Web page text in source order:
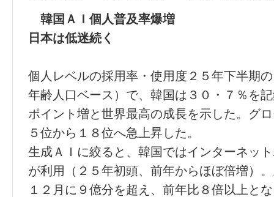
韓国ＡＩ個人普及率爆増
日本は低迷続く
個人レベルの採用率・使用度２５年下半期
年齢人口ベース）で、韓国は３０・７％を
ポイント増と世界最高の成長を示した。グ
５位から１８位へ急上昇した。
生成ＡＩに絞ると、韓国ではインターネッ
が利用（２５年初頭、前年からほぼ倍増）
１２月に９億分を超え、前年比８倍以上と